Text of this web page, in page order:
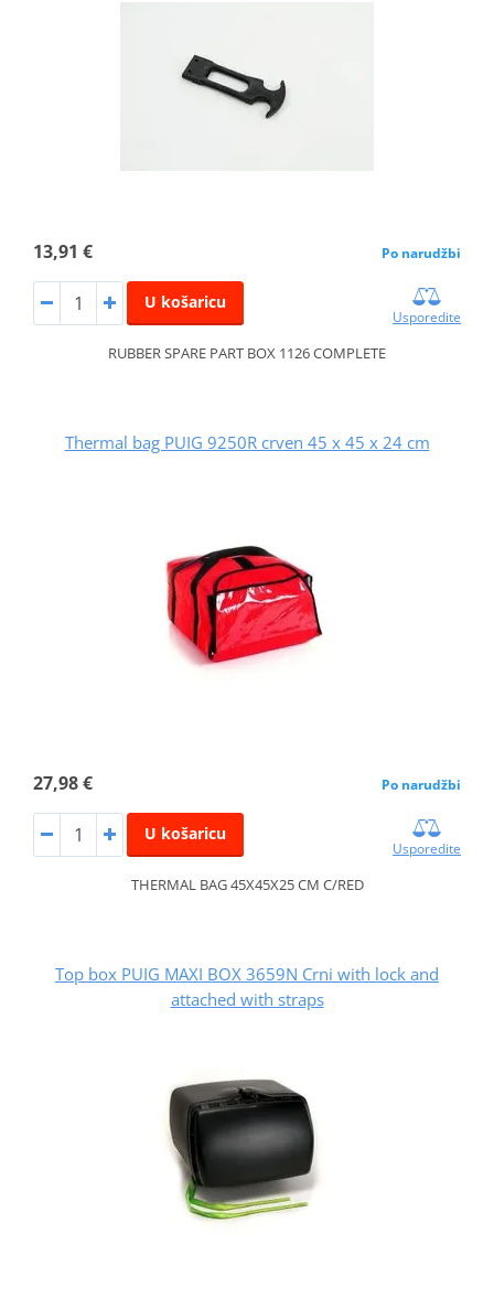
13,91 € Po narudžbi
U košaricu
Usporedite
RUBBER SPARE PART BOX 1126 COMPLETE
Thermal bag PUIG 9250R crven 45 x 45 x 24 cm
27,98 € Po narudžbi
U košaricu
Usporedite
THERMAL BAG 45X45X25 CM C/RED
Top box PUIG MAXI BOX 3659N Crni with lock and
attached with straps